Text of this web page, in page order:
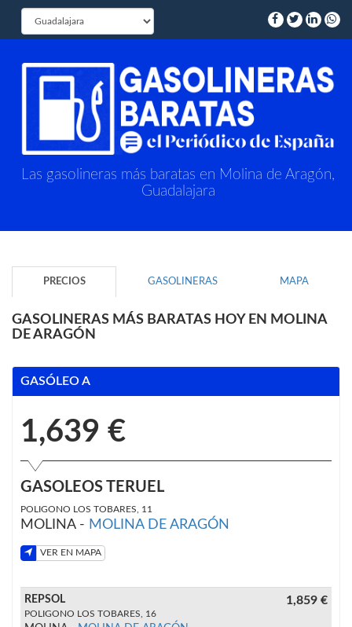
Las gasolineras más baratas en Molina de Aragón,
Guadalajara
PRECIOS GASOLINERAS MAPA
GASOLINERAS MÁS BARATAS HOY EN MOLINA
DE ARAGÓN
GASÓLEO A
1,639 €
GASOLEOS TERUEL
POLIGONO LOS TOBARES, 11
MOLINA - MOLINA DE ARAGÓN
VER EN MAPA
REPSOL
POLIGONO LOS TOBARES, 16
1,859 €